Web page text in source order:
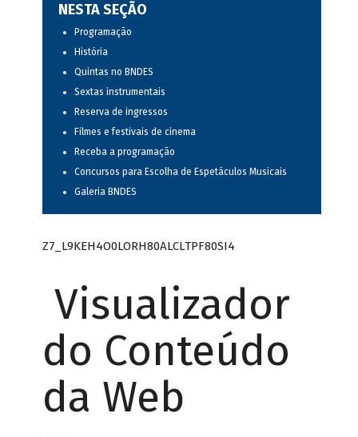
NESTA SEÇÃO
Programação
História
Quintas no BNDES
Sextas instrumentais
Reserva de ingressos
Filmes e festivais de cinema
Receba a programação
Concursos para Escolha de Espetáculos Musicais
Galeria BNDES
Z7_L9KEH4O0LORH80ALCLTPF80SI4
Visualizador
do Conteúdo
da Web